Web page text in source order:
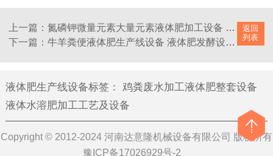
返回
列表
上一篇：氮磷钾微量元素大量元素液体肥加工设备 10吨水溶肥加工设备价格
下一篇：牛羊粪便液体肥生产线设备 液体肥发酵设备螯合设备厂家
液体肥生产线设备标签 ： 鸡粪废水加工液体肥整套设备
液体水溶肥加工工艺及设备
Copyright © 2012-2024 河南达意隆机械设备有限公司 版权所有
豫ICP备17026929号-2